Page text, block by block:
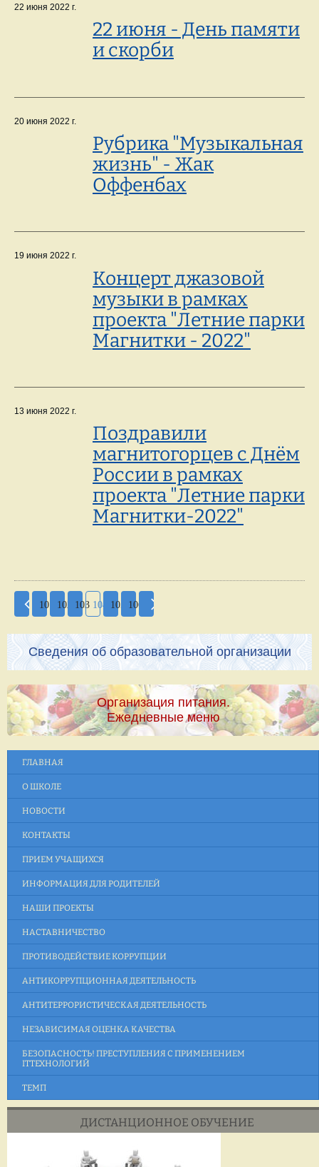
22 июня 2022 г.
22 июня - День памяти
и скорби
20 июня 2022 г.
Рубрика "Музыкальная
жизнь" - Жак
Оффенбах
19 июня 2022 г.
Концерт джазовой
музыки в рамках
проекта "Летние парки
Магнитки - 2022"
13 июня 2022 г.
Поздравили
магнитогорцев с Днём
России в рамках
проекта "Летние парки
Магнитки-2022"
101 102 103 104 105 106
Сведения об образовательной организации
Организация питания.
Ежедневные меню
ГЛАВНАЯ
О ШКОЛЕ
НОВОСТИ
КОНТАКТЫ
ПРИЕМ УЧАЩИХСЯ
ИНФОРМАЦИЯ ДЛЯ РОДИТЕЛЕЙ
НАШИ ПРОЕКТЫ
НАСТАВНИЧЕСТВО
ПРОТИВОДЕЙСТВИЕ КОРРУПЦИИ
АНТИКОРРУПЦИОННАЯ ДЕЯТЕЛЬНОСТЬ
АНТИТЕРРОРИСТИЧЕСКАЯ ДЕЯТЕЛЬНОСТЬ
НЕЗАВИСИМАЯ ОЦЕНКА КАЧЕСТВА
БЕЗОПАСНОСТЬ! ПРЕСТУПЛЕНИЯ С ПРИМЕНЕНИЕМ
ITТЕХНОЛОГИЙ
ТЕМП
ДИСТАНЦИОННОЕ ОБУЧЕНИЕ